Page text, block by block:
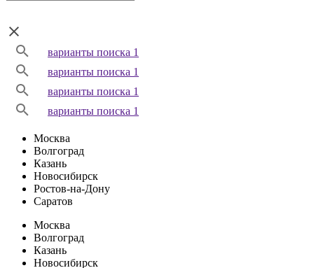
варианты поиска 1
варианты поиска 1
варианты поиска 1
варианты поиска 1
Москва
Волгоград
Казань
Новосибирск
Ростов-на-Дону
Саратов
Москва
Волгоград
Казань
Новосибирск